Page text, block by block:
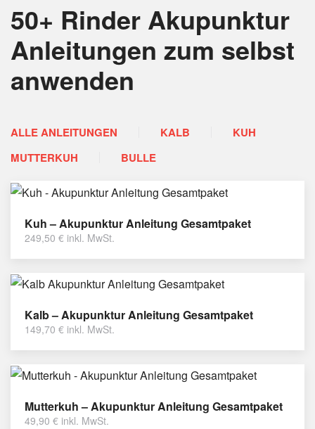
50+ Rinder Akupunktur
Anleitungen zum selbst
anwenden
ALLE ANLEITUNGEN KALB
KUH
MUTTERKUH
BULLE
Kuh – Akupunktur Anleitung Gesamtpaket
249,50 € inkl. MwSt.
Kalb – Akupunktur Anleitung Gesamtpaket
149,70 € inkl. MwSt.
Mutterkuh – Akupunktur Anleitung Gesamtpaket
49,90 € inkl. MwSt.